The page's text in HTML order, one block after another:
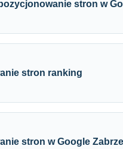
stron w
stron ranking
stron w Google Zabrze